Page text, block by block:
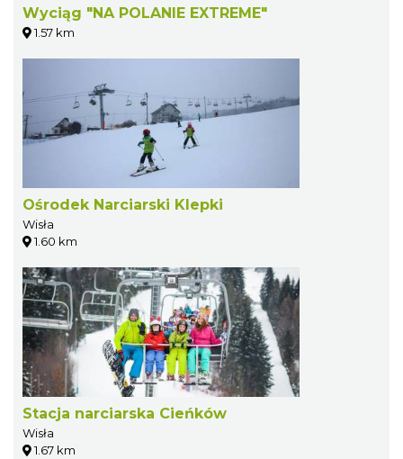
Wyciąg "NA POLANIE EXTREME"
1.57 km
Ośrodek Narciarski Klepki
Wisła
1.60 km
Stacja narciarska Cieńków
Wisła
1.67 km